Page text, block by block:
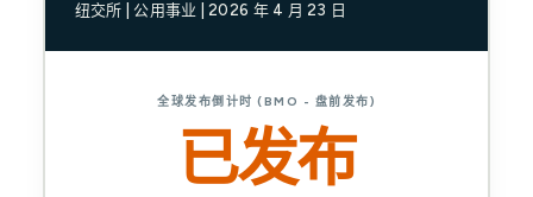
纽交所 | 公用事业 | 2026 年 4 月 23 日
全球发布倒计时 (BMO - 盘前发布)
已发布